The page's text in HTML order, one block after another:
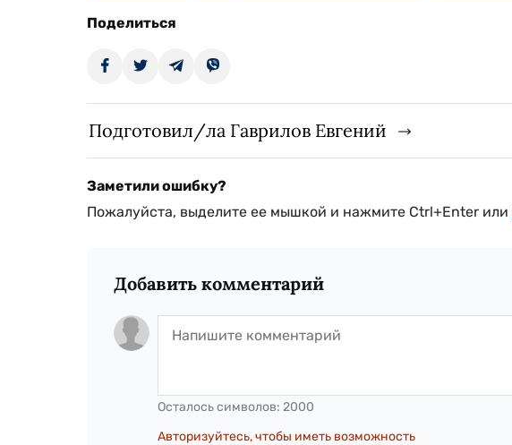
Поделиться
Подготовил/ла Гаврилов Евгений
Заметили ошибку?
Пожалуйста, выделите ее мышкой и нажмите Ctrl+Enter или
Добавить комментарий
Осталось символов: 2000
Авторизуйтесь, чтобы иметь возможность